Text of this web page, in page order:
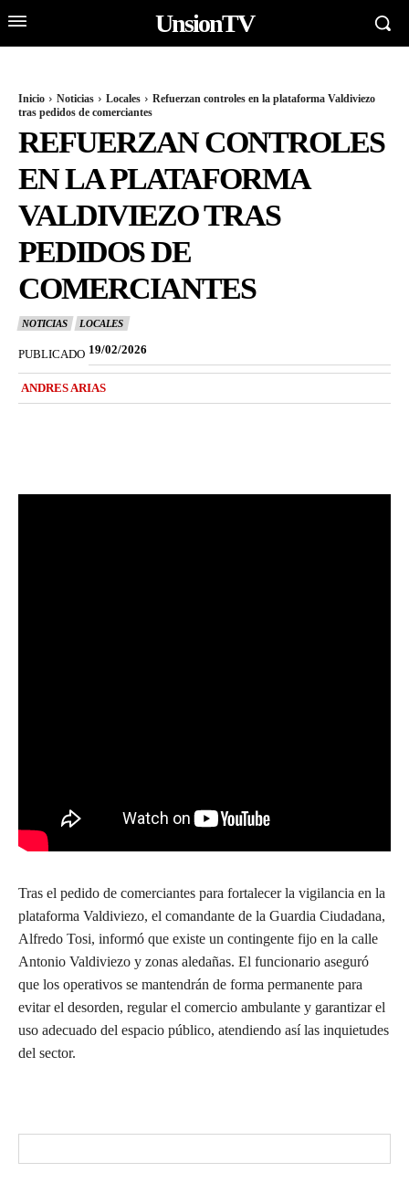
UnsionTV
Inicio Noticias Locales
Refuerzan controles en la plataforma Valdiviezo
tras pedidos de comerciantes
REFUERZAN CONTROLES
EN LA PLATAFORMA
VALDIVIEZO TRAS
PEDIDOS DE
COMERCIANTES
NOTICIAS LOCALES
PUBLICADO 19/02/2026
ANDRES ARIAS
Tras el pedido de comerciantes para fortalecer la vigilancia en la
plataforma Valdiviezo, el comandante de la Guardia Ciudadana,
Alfredo Tosi, informó que existe un contingente fijo en la calle
Antonio Valdiviezo y zonas aledañas. El funcionario aseguró
que los operativos se mantendrán de forma permanente para
evitar el desorden, regular el comercio ambulante y garantizar el
uso adecuado del espacio público, atendiendo así las inquietudes
del sector.